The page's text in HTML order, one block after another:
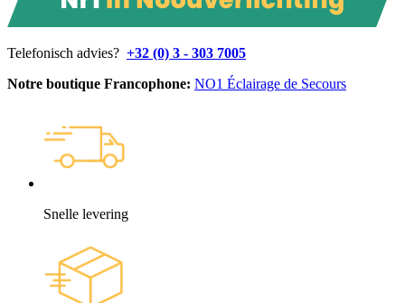
Telefonisch advies? +32 (0) 3 - 303 7005
Notre boutique Francophone: NO1 Éclairage de Secours
Snelle levering